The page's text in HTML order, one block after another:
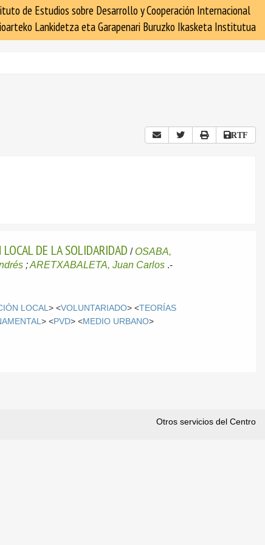
de Estudios sobre Desarrollo y Cooperación Internacional
Lankidetza eta Garapenari Buruzko Ikasketa Institutua
RTF
DE LA SOLIDARIDAD / OSABA,
;ARETXABALETA, Juan Carlos .-
LOCAL> <VOLUNTARIADO> <TEORÍAS
> <PVD> <MEDIO URBANO>
Otros servicios del Centro